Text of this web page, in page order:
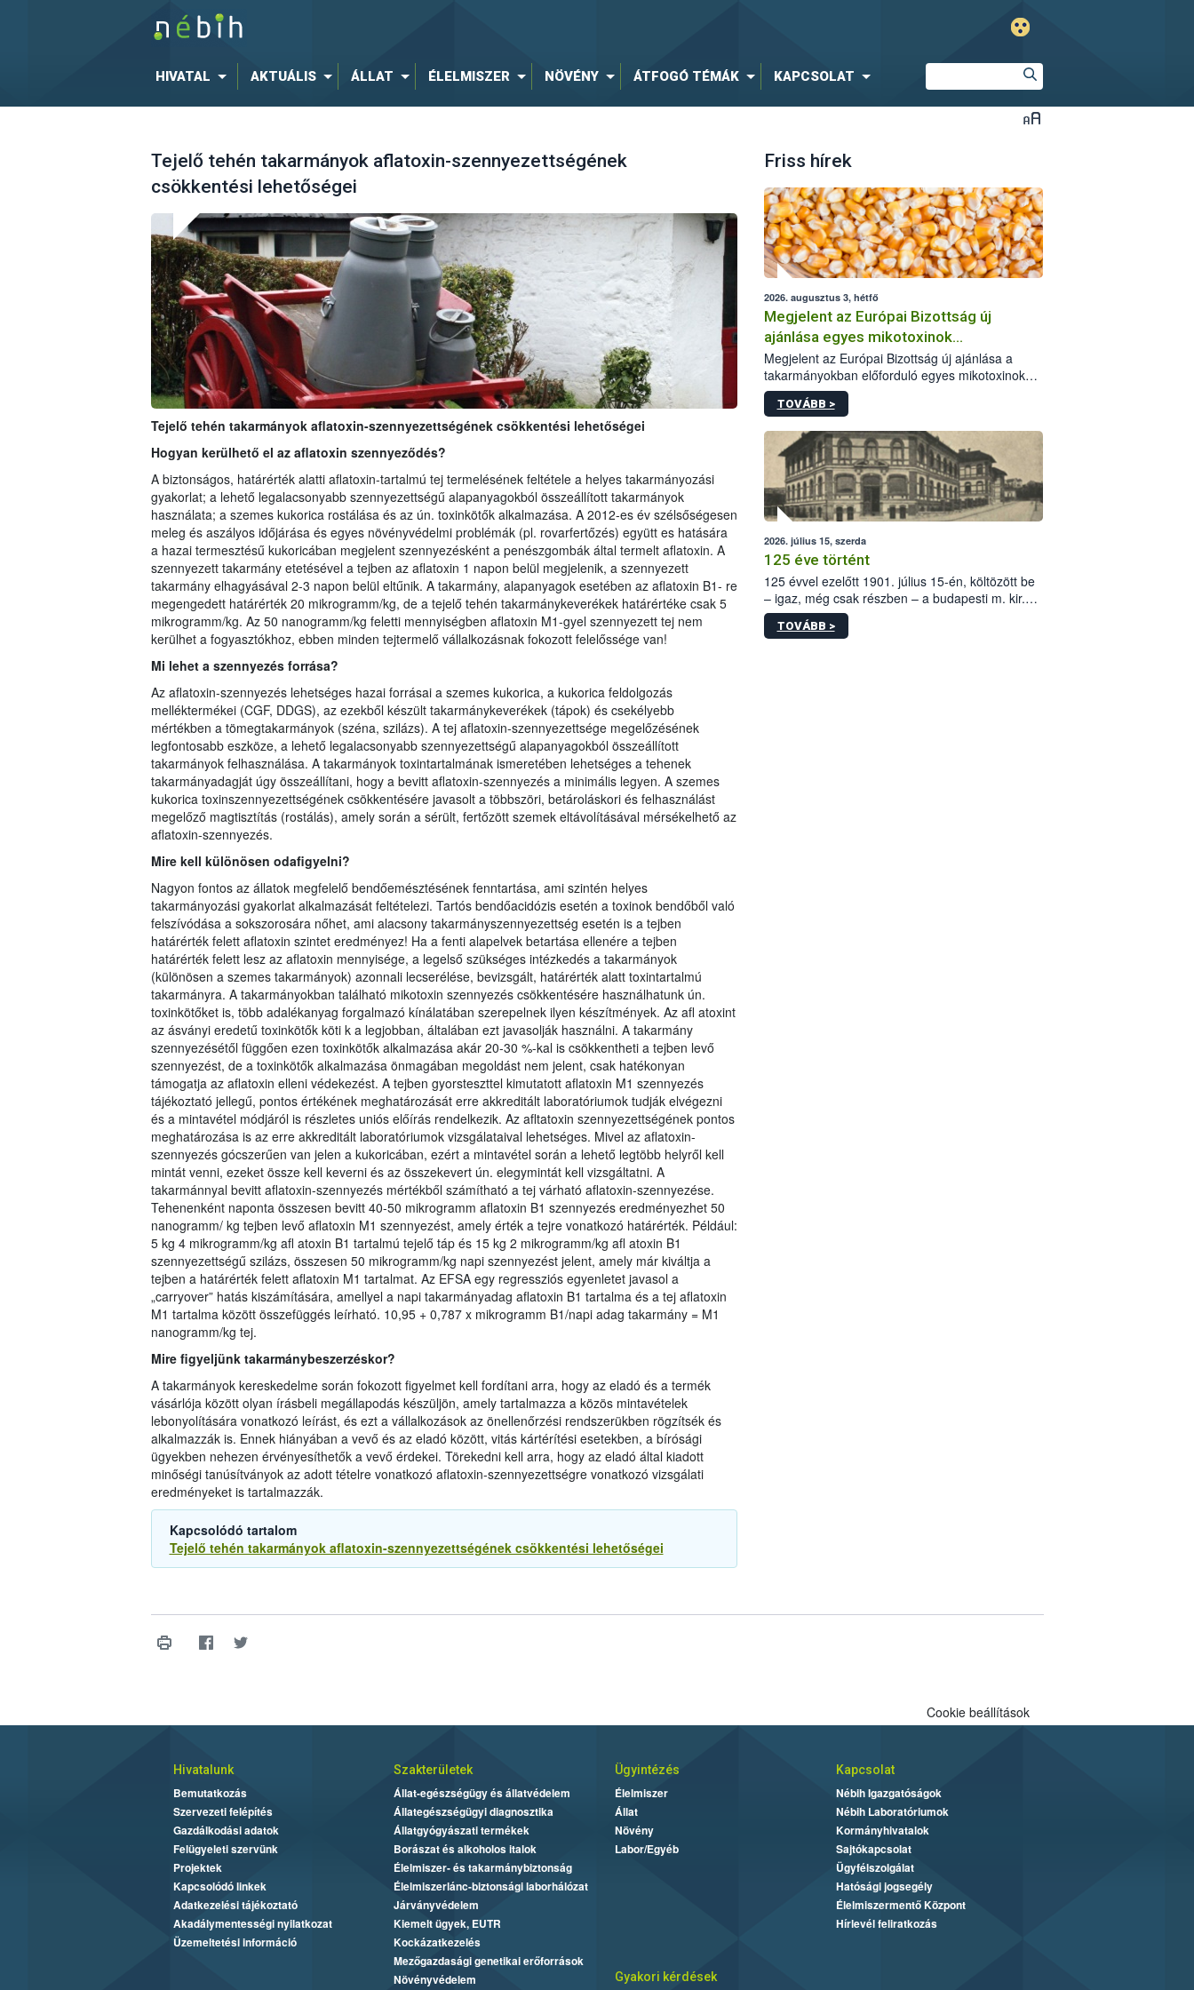
HIVATAL AKTUÁLIS ÁLLAT ÉLELMISZER NÖVÉNY ÁTFOGÓ TÉMÁK KAPCSOLAT
Tejelő tehén takarmányok aflatoxin-szennyezettségének
csökkentési lehetőségei
Tejelő tehén takarmányok aflatoxin-szennyezettségének csökkentési lehetőségei
Hogyan kerülhető el az aflatoxin szennyeződés?
A biztonságos, határérték alatti aflatoxin-tartalmú tej termelésének feltétele a helyes takarmányozási
gyakorlat; a lehető legalacsonyabb szennyezettségű alapanyagokból összeállított takarmányok
használata; a szemes kukorica rostálása és az ún. toxinkötők alkalmazása. A 2012-es év szélsőségesen
meleg és aszályos időjárása és egyes növényvédelmi problémák (pl. rovarfertőzés) együtt es hatására
a hazai termesztésű kukoricában megjelent szennyezésként a penészgombák által termelt aflatoxin. A
szennyezett takarmány etetésével a tejben az aflatoxin 1 napon belül megjelenik, a szennyezett
takarmány elhagyásával 2-3 napon belül eltűnik. A takarmány, alapanyagok esetében az aflatoxin B1- re
megengedett határérték 20 mikrogramm/kg, de a tejelő tehén takarmánykeverékek határértéke csak 5
mikrogramm/kg. Az 50 nanogramm/kg feletti mennyiségben aflatoxin M1-gyel szennyezett tej nem
kerülhet a fogyasztókhoz, ebben minden tejtermelő vállalkozásnak fokozott felelőssége van!
Mi lehet a szennyezés forrása?
Az aflatoxin-szennyezés lehetséges hazai forrásai a szemes kukorica, a kukorica feldolgozás
melléktermékei (CGF, DDGS), az ezekből készült takarmánykeverékek (tápok) és csekélyebb
mértékben a tömegtakarmányok (széna, szilázs). A tej aflatoxin-szennyezettsége megelőzésének
legfontosabb eszköze, a lehető legalacsonyabb szennyezettségű alapanyagokból összeállított
takarmányok felhasználása. A takarmányok toxintartalmának ismeretében lehetséges a tehenek
takarmányadagját úgy összeállítani, hogy a bevitt aflatoxin-szennyezés a minimális legyen. A szemes
kukorica toxinszennyezettségének csökkentésére javasolt a többszöri, betároláskori és felhasználást
megelőző magtisztítás (rostálás), amely során a sérült, fertőzött szemek eltávolításával mérsékelhető az
aflatoxin-szennyezés.
Mire kell különösen odafigyelni?
Nagyon fontos az állatok megfelelő bendőemésztésének fenntartása, ami szintén helyes
takarmányozási gyakorlat alkalmazását feltételezi. Tartós bendőacidózis esetén a toxinok bendőből való
felszívódása a sokszorosára nőhet, ami alacsony takarmányszennyezettség esetén is a tejben
határérték felett aflatoxin szintet eredményez! Ha a fenti alapelvek betartása ellenére a tejben
határérték felett lesz az aflatoxin mennyisége, a legelső szükséges intézkedés a takarmányok
(különösen a szemes takarmányok) azonnali lecserélése, bevizsgált, határérték alatt toxintartalmú
takarmányra. A takarmányokban található mikotoxin szennyezés csökkentésére használhatunk ún.
toxinkötőket is, több adalékanyag forgalmazó kínálatában szerepelnek ilyen készítmények. Az afl atoxint
az ásványi eredetű toxinkötők köti k a legjobban, általában ezt javasolják használni. A takarmány
szennyezésétől függően ezen toxinkötők alkalmazása akár 20-30 %-kal is csökkentheti a tejben levő
szennyezést, de a toxinkötők alkalmazása önmagában megoldást nem jelent, csak hatékonyan
támogatja az aflatoxin elleni védekezést. A tejben gyorsteszttel kimutatott aflatoxin M1 szennyezés
tájékoztató jellegű, pontos értékének meghatározását erre akkreditált laboratóriumok tudják elvégezni
és a mintavétel módjáról is részletes uniós előírás rendelkezik. Az afltatoxin szennyezettségének pontos
meghatározása is az erre akkreditált laboratóriumok vizsgálataival lehetséges. Mivel az aflatoxin-
szennyezés gócszerűen van jelen a kukoricában, ezért a mintavétel során a lehető legtöbb helyről kell
mintát venni, ezeket össze kell keverni és az összekevert ún. elegymintát kell vizsgáltatni. A
takarmánnyal bevitt aflatoxin-szennyezés mértékből számítható a tej várható aflatoxin-szennyezése.
Tehenenként naponta összesen bevitt 40-50 mikrogramm aflatoxin B1 szennyezés eredményezhet 50
nanogramm/ kg tejben levő aflatoxin M1 szennyezést, amely érték a tejre vonatkozó határérték. Például:
5 kg 4 mikrogramm/kg afl atoxin B1 tartalmú tejelő táp és 15 kg 2 mikrogramm/kg afl atoxin B1
szennyezettségű szilázs, összesen 50 mikrogramm/kg napi szennyezést jelent, amely már kiváltja a
tejben a határérték felett aflatoxin M1 tartalmat. Az EFSA egy regressziós egyenletet javasol a
„carryover” hatás kiszámítására, amellyel a napi takarmányadag aflatoxin B1 tartalma és a tej aflatoxin
M1 tartalma között összefüggés leírható. 10,95 + 0,787 x mikrogramm B1/napi adag takarmány = M1
nanogramm/kg tej.
Mire figyeljünk takarmánybeszerzéskor?
A takarmányok kereskedelme során fokozott figyelmet kell fordítani arra, hogy az eladó és a termék
vásárlója között olyan írásbeli megállapodás készüljön, amely tartalmazza a közös mintavételek
lebonyolítására vonatkozó leírást, és ezt a vállalkozások az önellenőrzési rendszerükben rögzítsék és
alkalmazzák is. Ennek hiányában a vevő és az eladó között, vitás kártérítési esetekben, a bírósági
ügyekben nehezen érvényesíthetők a vevő érdekei. Törekedni kell arra, hogy az eladó által kiadott
minőségi tanúsítványok az adott tételre vonatkozó aflatoxin-szennyezettségre vonatkozó vizsgálati
eredményeket is tartalmazzák.
Kapcsolódó tartalom
Tejelő tehén takarmányok aflatoxin-szennyezettségének csökkentési lehetőségei
Friss hírek
2026. augusztus 3, hétfő
Megjelent az Európai Bizottság új
ajánlása egyes mikotoxinok
takarmányokban való jelenlétéről
Megjelent az Európai Bizottság új ajánlása a
takarmányokban előforduló egyes mikotoxinokkal
kapcsolatban. A dokumentum 2027-től új
irányértékek alkalmazását írja elő, és a jelenleg
TOVÁBB >
2026. július 15, szerda
125 éve történt
125 évvel ezelőtt 1901. július 15-én, költözött be
– igaz, még csak részben – a budapesti m. kir.
állami vetőmagvizsgáló állomás a Kis Rókus utca
15. szám alatti, Czigler Győző által tervezett új
TOVÁBB >
Cookie beállítások
Hivatalunk
Bemutatkozás
Szervezeti felépítés
Gazdálkodási adatok
Felügyeleti szervünk
Projektek
Kapcsolódó linkek
Adatkezelési tájékoztató
Akadálymentességi nyilatkozat
Üzemeltetési információ
Szakterületek
Állat-egészségügy és állatvédelem
Állategészségügyi diagnosztika
Állatgyógyászati termékek
Borászat és alkoholos italok
Élelmiszer- és takarmánybiztonság
Élelmiszerlánc-biztonsági laborhálózat
Járványvédelem
Kiemelt ügyek, EUTR
Kockázatkezelés
Mezőgazdasági genetikai erőforrások
Növényvédelem
Ügyintézés
Élelmiszer
Állat
Növény
Labor/Egyéb
Kapcsolat
Nébih Igazgatóságok
Nébih Laboratóriumok
Kormányhivatalok
Sajtókapcsolat
Ügyfélszolgálat
Hatósági jogsegély
Élelmiszermentő Központ
Hírlevél feliratkozás
Gyakori kérdések